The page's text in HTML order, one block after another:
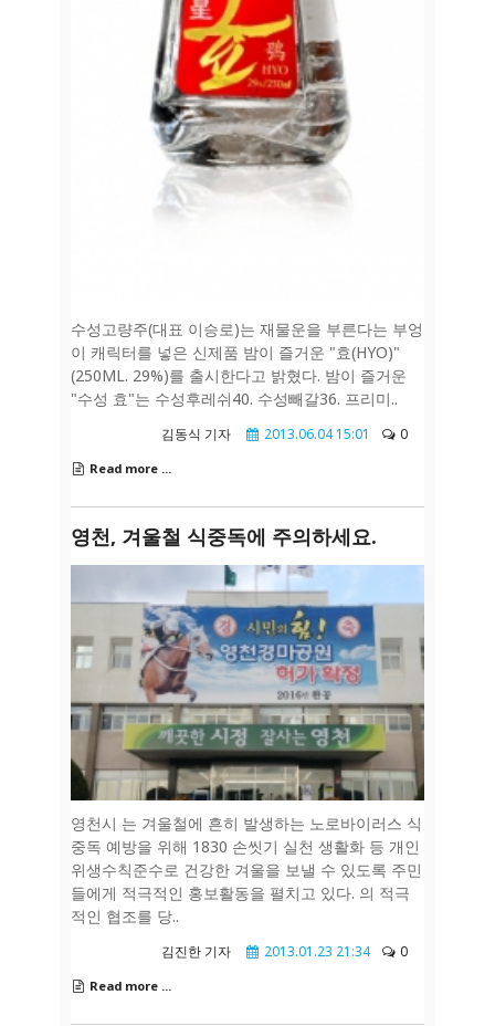
수성고량주(대표 이승로)는 재물운을 부른다는 부엉
이 캐릭터를 넣은 신제품 밤이 즐거운 "효(HYO)"
(250ML. 29%)를 출시한다고 밝혔다. 밤이 즐거운
"수성 효"는 수성후레쉬40. 수성빼갈36. 프리미..
김동식 기자 2013.06.04 15:01 0
Read more ...
영천, 겨울철 식중독에 주의하세요.
영천시 는 겨울철에 흔히 발생하는 노로바이러스 식
중독 예방을 위해 1830 손씻기 실천 생활화 등 개인
위생수칙준수로 건강한 겨울을 보낼 수 있도록 주민
들에게 적극적인 홍보활동을 펼치고 있다. 의 적극
적인 협조를 당..
김진한 기자 2013.01.23 21:34 0
Read more ...